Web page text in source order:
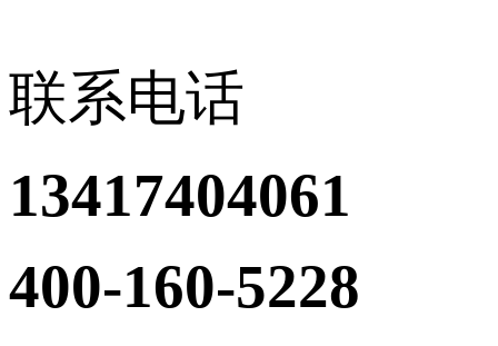
联系电话
13417404061
400-160-5228